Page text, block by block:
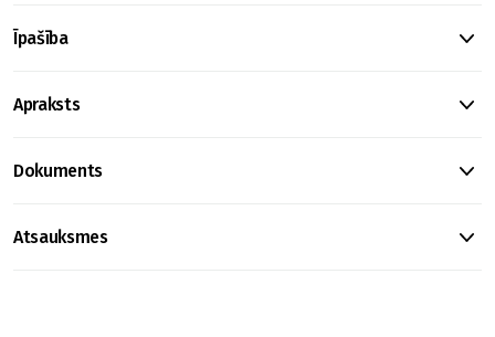
Īpašība
Apraksts
Dokuments
Atsauksmes